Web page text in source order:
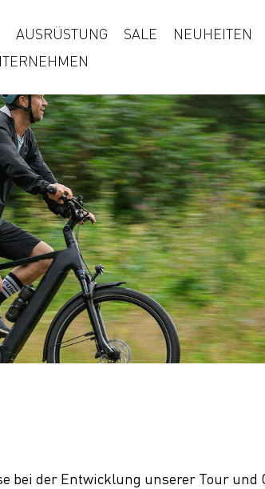
AUSRÜSTUNG SALE NEUHEITEN
bei der Entwicklung unserer Tour und